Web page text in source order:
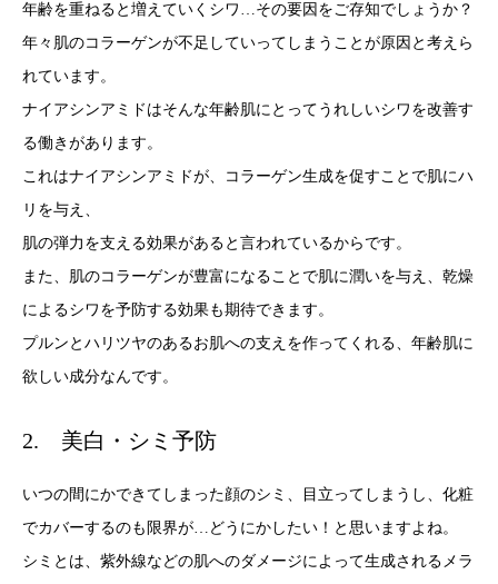
年齢を重ねると増えていくシワ…その要因をご存知でしょうか？
年々肌のコラーゲンが不足していってしまうことが原因と考えら
れています。
ナイアシンアミドはそんな年齢肌にとってうれしいシワを改善す
る働きがあります。
これはナイアシンアミドが、コラーゲン生成を促すことで肌にハ
リを与え、
肌の弾力を支える効果があると言われているからです。
また、肌のコラーゲンが豊富になることで肌に潤いを与え、乾燥
によるシワを予防する効果も期待できます。
プルンとハリツヤのあるお肌への支えを作ってくれる、年齢肌に
欲しい成分なんです。
2. 美白・シミ予防
いつの間にかできてしまった顔のシミ、目立ってしまうし、化粧
でカバーするのも限界が…どうにかしたい！と思いますよね。
シミとは、紫外線などの肌へのダメージによって生成されるメラ